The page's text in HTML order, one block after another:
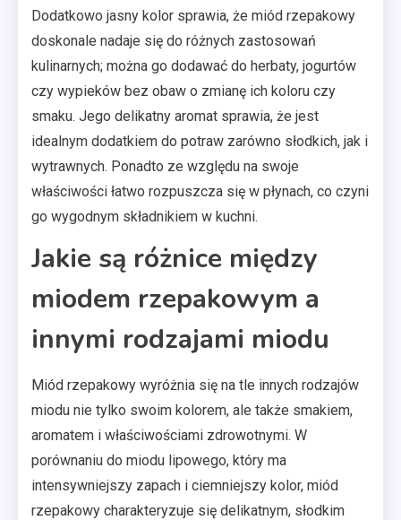
Dodatkowo jasny kolor sprawia, że miód rzepakowy
doskonale nadaje się do różnych zastosowań
kulinarnych; można go dodawać do herbaty, jogurtów
czy wypieków bez obaw o zmianę ich koloru czy
smaku. Jego delikatny aromat sprawia, że jest
idealnym dodatkiem do potraw zarówno słodkich, jak i
wytrawnych. Ponadto ze względu na swoje
właściwości łatwo rozpuszcza się w płynach, co czyni
go wygodnym składnikiem w kuchni.
Jakie są różnice między
miodem rzepakowym a
innymi rodzajami miodu
Miód rzepakowy wyróżnia się na tle innych rodzajów
miodu nie tylko swoim kolorem, ale także smakiem,
aromatem i właściwościami zdrowotnymi. W
porównaniu do miodu lipowego, który ma
intensywniejszy zapach i ciemniejszy kolor, miód
rzepakowy charakteryzuje się delikatnym, słodkim